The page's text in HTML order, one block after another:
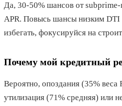
Да, 30-50% шансов от
APR. Повысь шансы низким
избегать, фокусируйся на
Почему мой кредитный
Вероятно, опоздания (35% веса
утилизация (71% средняя) или